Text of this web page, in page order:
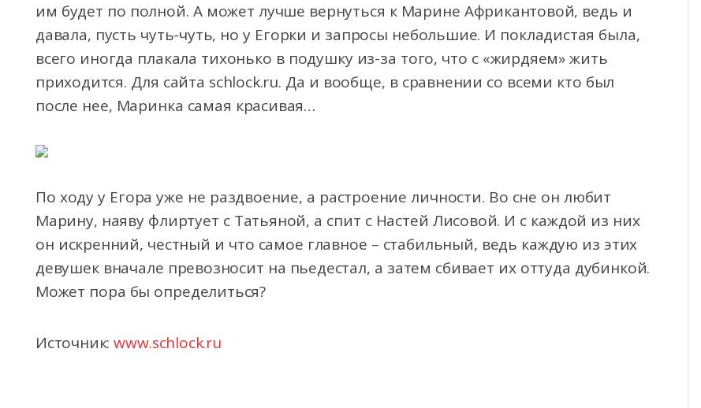
им будет по полной. А может лучше вернуться к Марине Африкантовой, ведь и
давала, пусть чуть-чуть, но у Егорки и запросы небольшие. И покладистая была,
всего иногда плакала тихонько в подушку из-за того, что с «жирдяем» жить
приходится. Для сайта schlock.ru. Да и вообще, в сравнении со всеми кто был
после нее, Маринка самая красивая…
По ходу у Егора уже не раздвоение, а растроение личности. Во сне он любит
Марину, наяву флиртует с Татьяной, а спит с Настей Лисовой. И с каждой из них
он искренний, честный и что самое главное – стабильный, ведь каждую из этих
девушек вначале превозносит на пьедестал, а затем сбивает их оттуда дубинкой.
Может пора бы определиться?
Источник:www.schlock.ru